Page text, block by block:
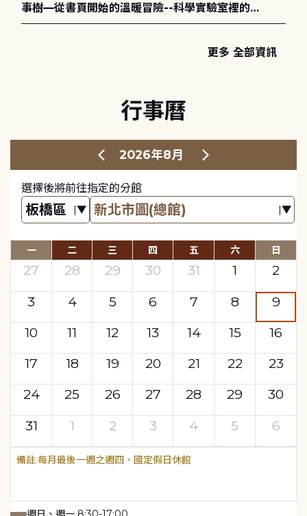
事樹—從書頁開始的溫暖冒險--科學實驗室裡的放
電章魚》
更多 全部資訊
行事曆
2026年8月
選擇後將前往指定的分館
一 二 三 四 五 六 日
27 28 29 30 31 1
2
3
4 5 6 7 8
9
10
11 12 13 14 15
16
17
18 19 20 21 22
23
24
25 26 27 28 29
30
31
1 2 3 4 5 6
每月最後一週之週四、國定假日休館